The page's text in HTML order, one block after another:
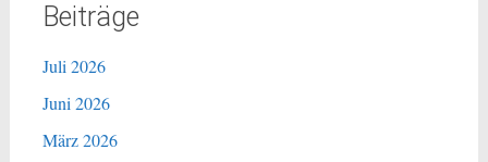
Beiträge
Juli 2026
Juni 2026
März 2026